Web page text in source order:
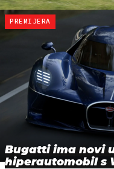
PREMIJERA
Bugatti ima novi
hiperautomobil s